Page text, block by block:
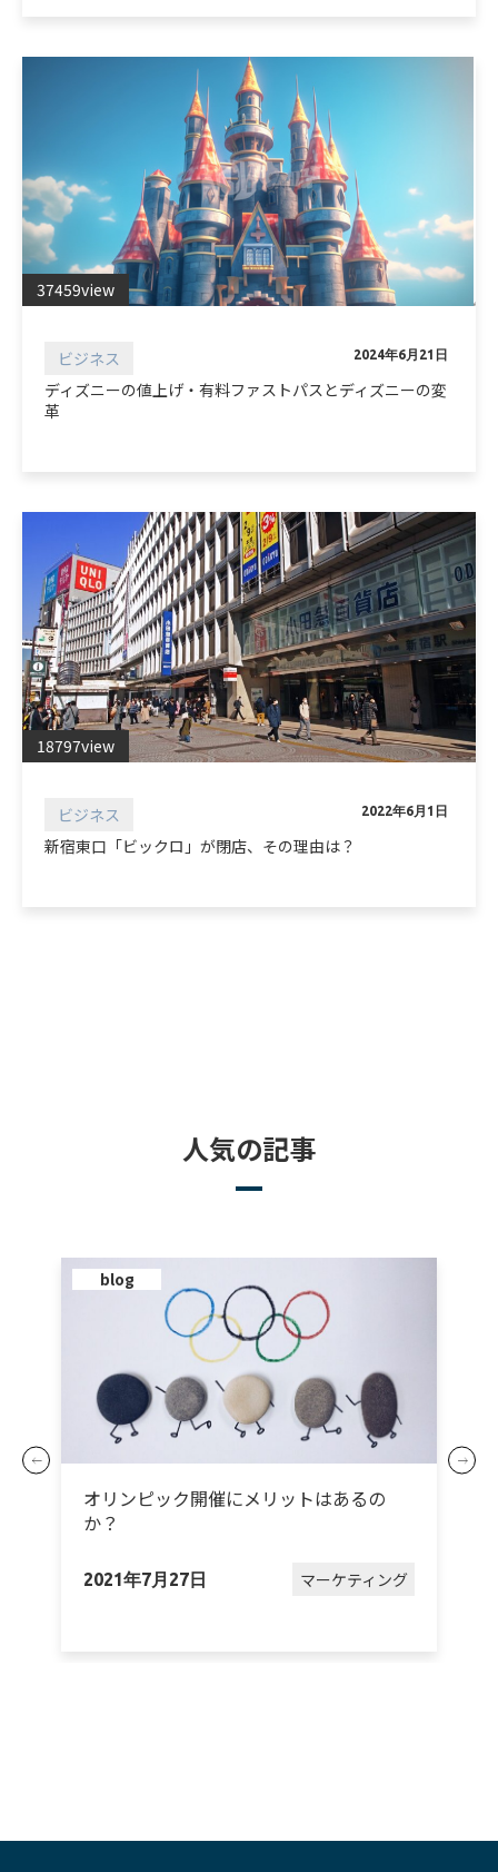
37459view
ビジネス 2024年6月21日
ディズニーの値上げ・有料ファストパスとディズニーの変
革
18797view
ビジネス 2022年6月1日
新宿東口「ビックロ」が閉店、その理由は？
人気の記事
blog
オリンピック開催にメリットはあるの
か？
2021年7月27日 マーケティング